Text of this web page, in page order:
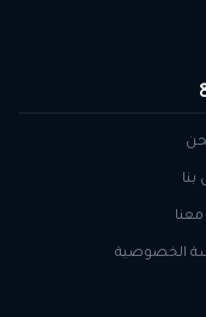
الخصوصية